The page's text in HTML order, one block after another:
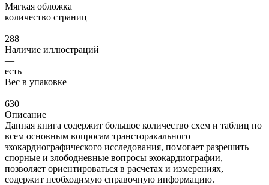
Мягкая обложка
количество страниц
—
288
Наличие иллюстраций
—
есть
Вес в упаковке
—
630
Описание
Данная книга содержит большое количество схем и таблиц по
всем основным вопросам трансторакального
эхокардиографического исследования, помогает разрешить
спорные и злободневные вопросы эхокардиографии,
позволяет ориентироваться в расчетах и измерениях,
содержит необходимую справочную информацию.